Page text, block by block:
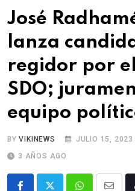
José
lanza
regidor por
SDO;
equipo
BYVIKINEWS JULIO 15, 2023
3 AÑOS AGO